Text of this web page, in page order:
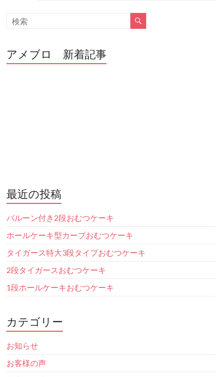
アメブロ 新着記事
最近の投稿
バルーン付き2段おむつケーキ
ホールケーキ型カープおむつケーキ
タイガース特大3段タイプおむつケーキ
2段タイガースおむつケーキ
1段ホールケーキおむつケーキ
カテゴリー
お知らせ
お客様の声